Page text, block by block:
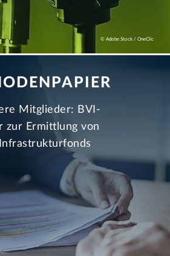
© Adobe Stock / OneClic
Mitglieder: BVI-
zur Ermittlung von